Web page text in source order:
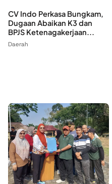
CV Indo Perkasa Bungkam,
Dugaan Abaikan K3 dan
BPJS Ketenagakerjaan...
Daerah